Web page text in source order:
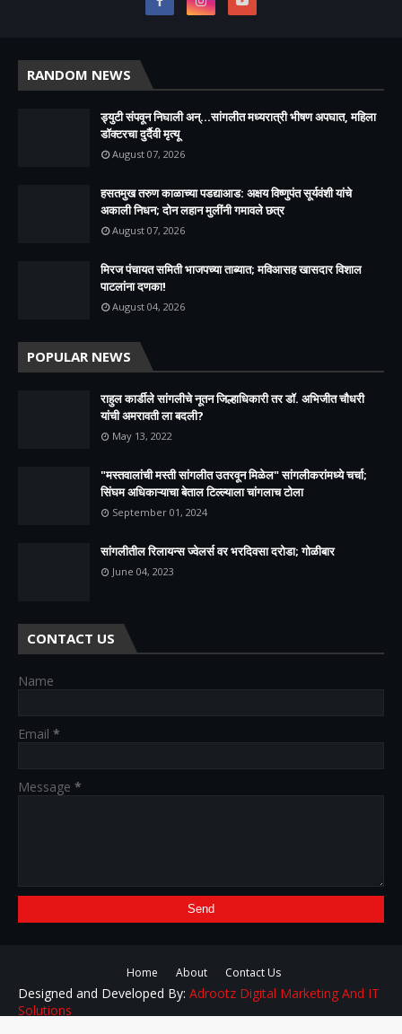
RANDOM NEWS
ड्युटी संपवून निघाली अन्...सांगलीत मध्यरात्री भीषण अपघात, महिला
डॉक्टरचा दुर्दैवी मृत्यू
August 07, 2026
हसतमुख तरुण काळाच्या पडद्याआड: अक्षय विष्णुपंत सूर्यवंशी यांचे
अकाली निधन; दोन लहान मुलींनी गमावले छत्र
August 07, 2026
मिरज पंचायत समिती भाजपच्या ताब्यात; मविआसह खासदार विशाल
पाटलांना दणका!
August 04, 2026
POPULAR NEWS
राहुल कार्डीले सांगलीचे नूतन जिल्हाधिकारी तर डॉ. अभिजीत चौधरी
यांची अमरावती ला बदली?
May 13, 2022
"मस्तवालांची मस्ती सांगलीत उतरवून मिळेल" सांगलीकरांमध्ये चर्चा;
सिंघम अधिकाऱ्याचा बेताल टिल्ल्याला चांगलाच टोला
September 01, 2024
सांगलीतील रिलायन्स ज्वेलर्स वर भरदिवसा दरोडा; गोळीबार
June 04, 2023
CONTACT US
Name
Email *
Message *
Home About Contact Us
Designed and Developed By: Adrootz Digital Marketing And IT
Solutions